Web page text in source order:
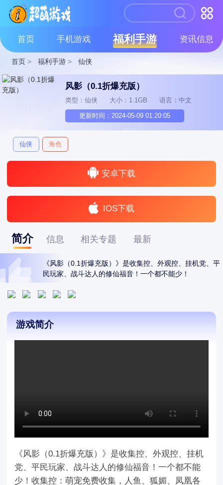
首页 手机游戏 福利手游 资讯信息
首页 > 福利手游 > 仙侠
风影（0.1折爆充版）
类型：仙侠 大小：1.1GB 语言：中文
更新时间：2024-05-09 01:20:05
仙侠 角色
安卓下载
IOS下载
简介 信息 相关专题 最新
《风影（0.1折爆充版）》是收集控、外观控、挂机党、平
民玩家、战斗达人的修仙福音！一个都不能少！
游戏简介
《风影（0.1折爆充版）》是收集控、外观控、挂机
党、平民玩家、战斗达人的修仙福音！一个都不能
少！收集控：萌宠免费收集，人鱼、狐媚、凤凰各